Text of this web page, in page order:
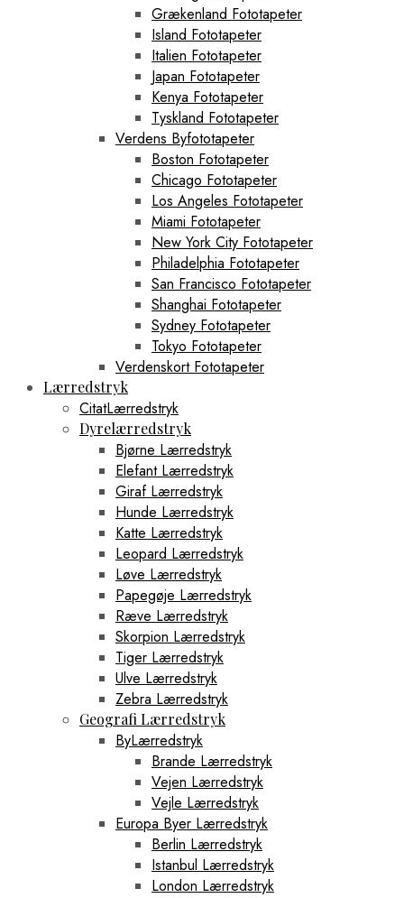
Grækenland Fototapeter
Island Fototapeter
Italien Fototapeter
Japan Fototapeter
Kenya Fototapeter
Tyskland Fototapeter
Verdens Byfototapeter
Boston Fototapeter
Chicago Fototapeter
Los Angeles Fototapeter
Miami Fototapeter
New York City Fototapeter
Philadelphia Fototapeter
San Francisco Fototapeter
Shanghai Fototapeter
Sydney Fototapeter
Tokyo Fototapeter
Verdenskort Fototapeter
Lærredstryk
CitatLærredstryk
Dyrelærredstryk
Bjørne Lærredstryk
Elefant Lærredstryk
Giraf Lærredstryk
Hunde Lærredstryk
Katte Lærredstryk
Leopard Lærredstryk
Løve Lærredstryk
Papegøje Lærredstryk
Ræve Lærredstryk
Skorpion Lærredstryk
Tiger Lærredstryk
Ulve Lærredstryk
Zebra Lærredstryk
Geografi Lærredstryk
ByLærredstryk
Brande Lærredstryk
Vejen Lærredstryk
Vejle Lærredstryk
Europa Byer Lærredstryk
Berlin Lærredstryk
Istanbul Lærredstryk
London Lærredstryk